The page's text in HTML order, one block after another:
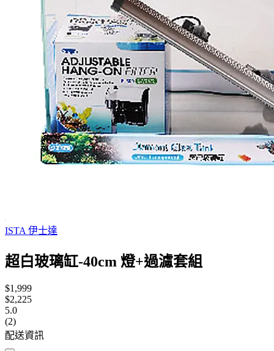
ISTA 伊士達
超白玻璃缸-40cm 燈+過濾套組
$1,999
$2,225
5.0
(2)
配送資訊